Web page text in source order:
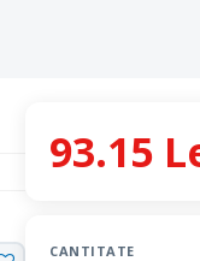
93.15
CANTITATE